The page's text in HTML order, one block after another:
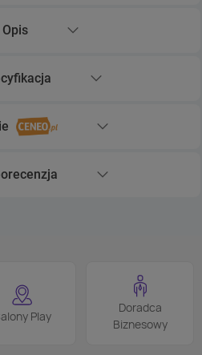
Opis
Rozwiń sekcję Opis
sekcję Specyfikacja
sekcję Opinie
sekcję Wideorecenzja
Play
Doradca
Biznesowy